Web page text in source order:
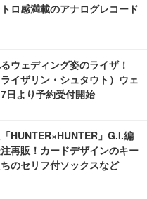
ロ感満載のアナログレコード
ウェディング姿のライザ！
イザリン・シュタウト）ウェ
日より予約受付開始
HUNTER×HUNTER」G.I.編
再販！カードデザインのキー
のセリフ付ソックスなど